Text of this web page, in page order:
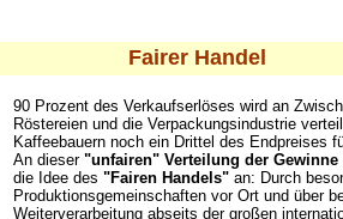
Fairer Handel
90 Prozent des Verkaufserlöses wird an
Röstereien und die Verpackungsindustrie
Kaffeebauern noch ein Drittel des Endpreises
An dieser "unfairen" Verteilung der
die Idee des "Fairen Handels" an: Durch
Produktionsgemeinschaften vor Ort und über
Weiterverarbeitung abseits der großen